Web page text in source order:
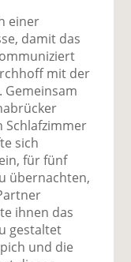
einer
damit das
mit der
Gemeinsam
Schlafzimmer
sich
für fünf
übernachten,
ihnen das
gestaltet
und die